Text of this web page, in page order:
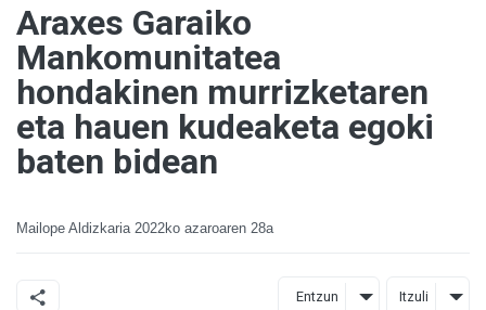
Araxes Garaiko
Mankomunitatea
hondakinen murrizketaren
eta hauen kudeaketa egoki
baten bidean
Mailope Aldizkaria 2022ko azaroaren 28a
Entzun Itzuli